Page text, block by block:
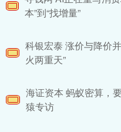
本”到“找增量”
科银宏泰 涨价与降价
火两重天”
海证资本 蚂蚁密算，
猿专访